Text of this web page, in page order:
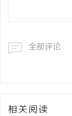
全部评论
相关阅读